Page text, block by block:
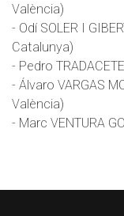
València)
- Odí SOLER I
Catalunya)
- Pedro
- Álvaro VARGAS
València)
- Marc VENTURA